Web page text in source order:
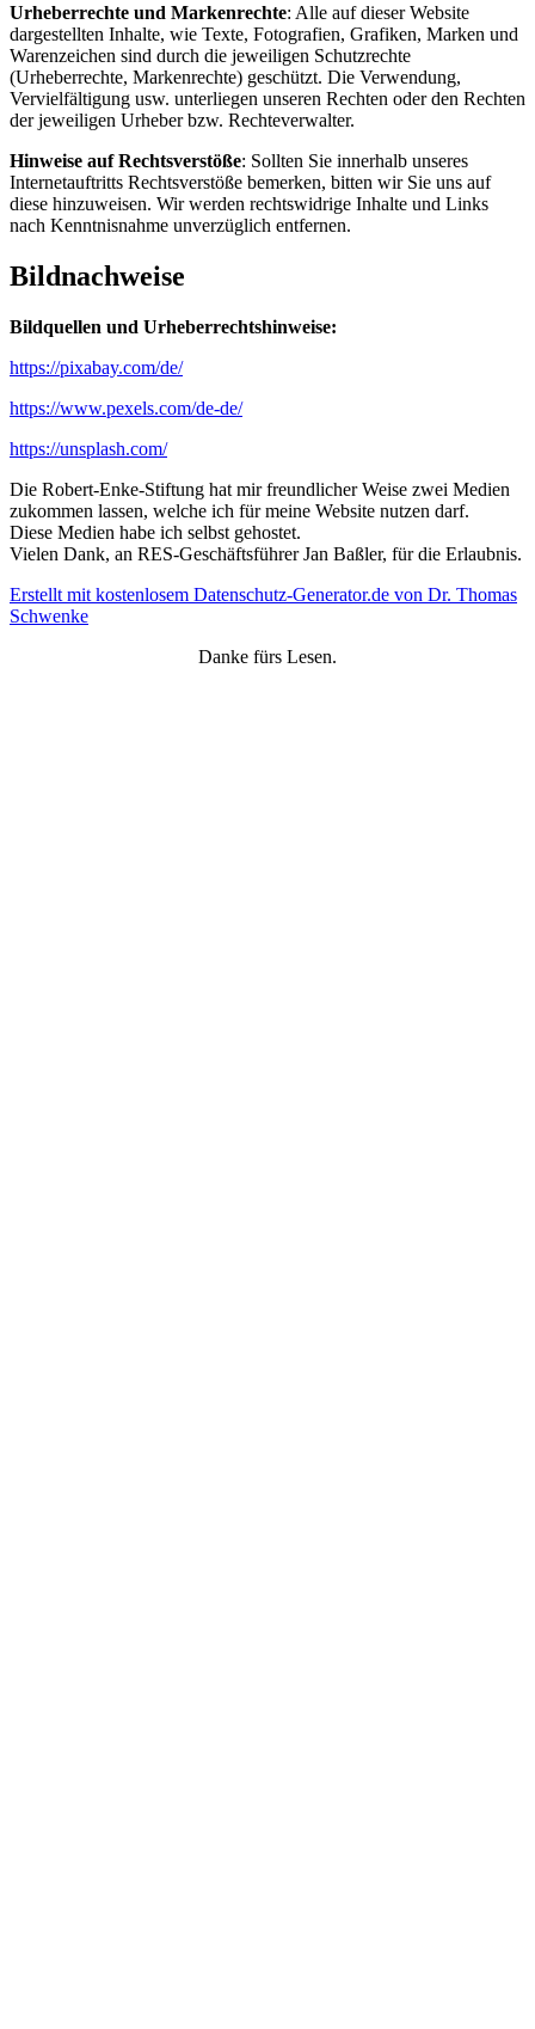
Urheberrechte und Markenrechte: Alle auf dieser Website
dargestellten Inhalte, wie Texte, Fotografien, Grafiken, Marken und
Warenzeichen sind durch die jeweiligen Schutzrechte
(Urheberrechte, Markenrechte) geschützt. Die Verwendung,
Vervielfältigung usw. unterliegen unseren Rechten oder den Rechten
der jeweiligen Urheber bzw. Rechteverwalter.
Hinweise auf Rechtsverstöße: Sollten Sie innerhalb unseres
Internetauftritts Rechtsverstöße bemerken, bitten wir Sie uns auf
diese hinzuweisen. Wir werden rechtswidrige Inhalte und Links
nach Kenntnisnahme unverzüglich entfernen.
Bildnachweise
Bildquellen und Urheberrechtshinweise:
https://pixabay.com/de/
https://www.pexels.com/de-de/
https://unsplash.com/
Die Robert-Enke-Stiftung hat mir freundlicher Weise zwei Medien
zukommen lassen, welche ich für meine Website nutzen darf.
Diese Medien habe ich selbst gehostet.
Vielen Dank, an RES-Geschäftsführer Jan Baßler, für die Erlaubnis.
Erstellt mit kostenlosem Datenschutz-Generator.de von Dr. Thomas
Schwenke
Danke fürs Lesen.